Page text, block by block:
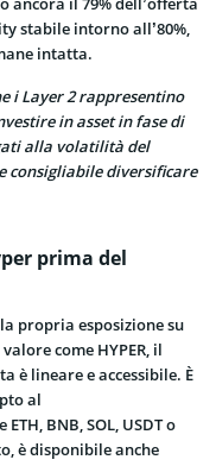
stabile intorno all’80%,
intatta.
i Layer 2 rappresentino
in asset in fase di
alla volatilità del
consigliabile diversificare
prima del
propria esposizione su
come HYPER, il
è lineare e accessibile. È
al
BNB, SOL, USDT o
è disponibile anche